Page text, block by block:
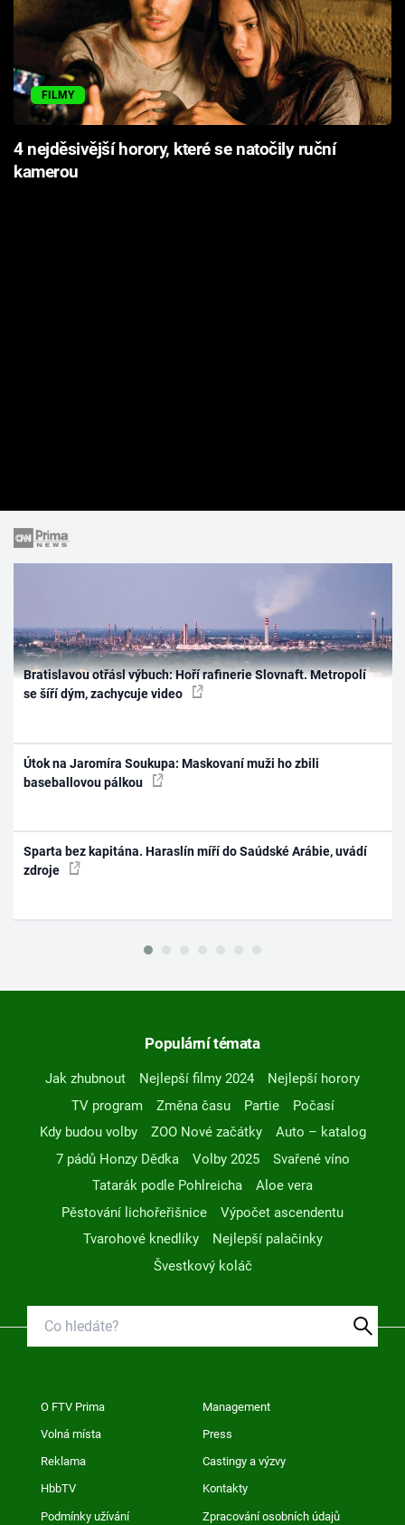
FILMY
4 nejděsivější horory, které se natočily ruční
kamerou
Bratislavou otřásl výbuch: Hoří rafinerie Slovnaft. Metropolí
se šíří dým, zachycuje video
Útok na Jaromíra Soukupa: Maskovaní muži ho zbili
baseballovou pálkou
Sparta bez kapitána. Haraslín míří do Saúdské Arábie, uvádí
zdroje
Populární témata
Jak zhubnout Nejlepší filmy 2024
Nejlepší horory
TV program
Změna času Partie
Počasí
Kdy budou volby
ZOO Nové začátky
Auto – katalog
7 pádů Honzy Dědka
Volby 2025
Svařené víno
Tatarák podle Pohlreicha
Aloe vera
Pěstování lichořeřišnice
Výpočet ascendentu
Tvarohové knedlíky
Nejlepší palačinky
Švestkový koláč
O FTV Prima Management
Volná místa Press
Reklama Castingy a výzvy
HbbTV Kontakty
Podmínky užívání Zpracování osobních údajů